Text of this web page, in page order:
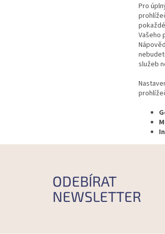
Pro
Vašeho
služeb
ODEBÍRAT
NEWSLETTER